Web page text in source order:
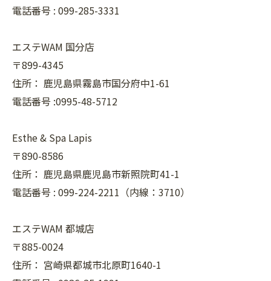
電話番号 : 099-285-3331
エステWAM 国分店
〒899-4345
住所： 鹿児島県霧島市国分府中1-61
電話番号 :0995-48-5712
Esthe & Spa Lapis
〒890-8586
住所： 鹿児島県鹿児島市新照院町41-1
電話番号 : 099-224-2211（内線：3710）
エステWAM 都城店
〒885-0024
住所： 宮崎県都城市北原町1640-1